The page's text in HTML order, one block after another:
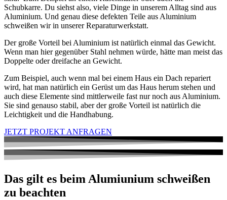
Schubkarre. Du siehst also, viele Dinge in unserem Alltag sind aus
Aluminium. Und genau diese defekten Teile aus Aluminium
schweißen wir in unserer Reparaturwerkstatt.
Der große Vorteil bei Aluminium ist natürlich einmal das Gewicht.
Wenn man hier gegenüber Stahl nehmen würde, hätte man meist das
Doppelte oder dreifache an Gewicht.
Zum Beispiel, auch wenn mal bei einem Haus ein Dach repariert
wird, hat man natürlich ein Gerüst um das Haus herum stehen und
auch diese Elemente sind mittlerweile fast nur noch aus Aluminium.
Sie sind genauso stabil, aber der große Vorteil ist natürlich die
Leichtigkeit und die Handhabung.
JETZT PROJEKT ANFRAGEN
Das gilt es beim Alumiunium schweißen
zu beachten